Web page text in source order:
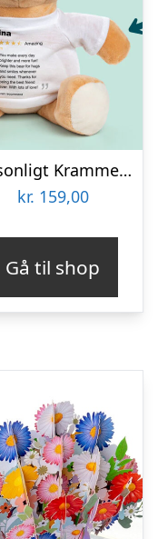
Personligt Krammedyr med Positiv Bedømmelse
kr. 159,00
Gå til shop